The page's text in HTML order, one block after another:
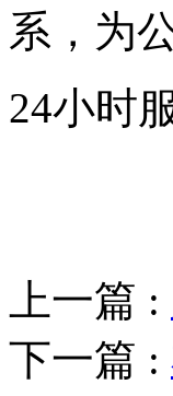
系，为
24小时
上一篇 :
下一篇 :